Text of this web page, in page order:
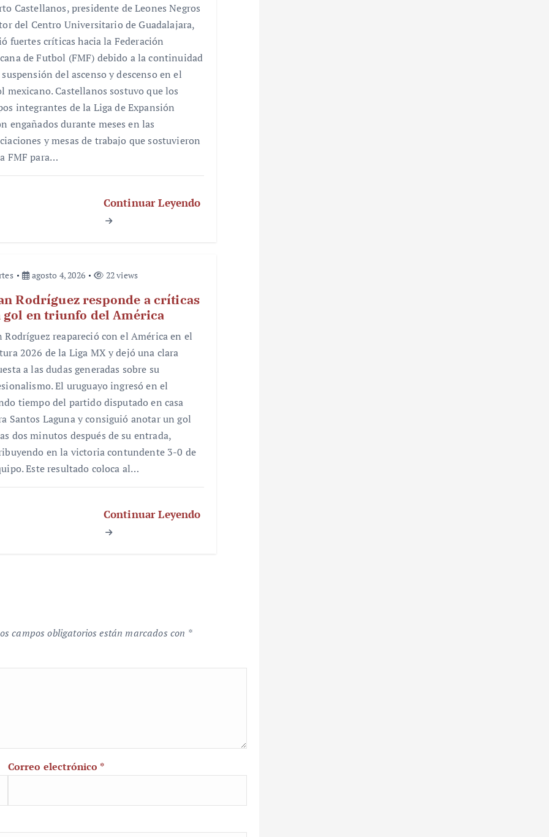
Castellanos, presidente de Leones Negros
del Centro Universitario de Guadalajara,
fuertes críticas hacia la Federación
de Futbol (FMF) debido a la continuidad
del ascenso y descenso en el
mexicano. Castellanos sostuvo que los
integrantes de la Liga de Expansión
engañados durante meses en las
y mesas de trabajo que sostuvieron
FMF para…
Continuar Leyendo
agosto 4, 2026 22 views
Rodríguez responde a críticas
gol en triunfo del América
Rodríguez reapareció con el América en el
2026 de la Liga MX y dejó una clara
a las dudas generadas sobre su
El uruguayo ingresó en el
tiempo del partido disputado en casa
Santos Laguna y consiguió anotar un gol
dos minutos después de su entrada,
en la victoria contundente 3-0 de
Este resultado coloca al…
Continuar Leyendo
campos obligatorios están marcados con *
Correo electrónico *